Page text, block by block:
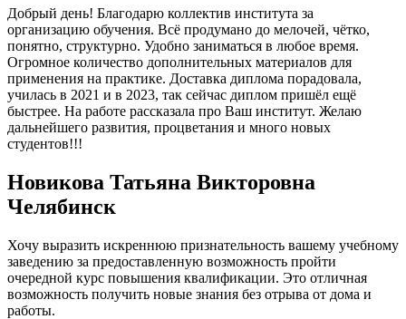
Добрый день! Благодарю коллектив института за
организацию обучения. Всё продумано до мелочей, чётко,
понятно, структурно. Удобно заниматься в любое время.
Огромное количество дополнительных материалов для
применения на практике. Доставка диплома порадовала,
училась в 2021 и в 2023, так сейчас диплом пришёл ещё
быстрее. На работе рассказала про Ваш институт. Желаю
дальнейшего развития, процветания и много новых
студентов!!!
Новикова Татьяна Викторовна
Челябинск
Хочу выразить искреннюю признательность вашему учебному
заведению за предоставленную возможность пройти
очередной курс повышения квалификации. Это отличная
возможность получить новые знания без отрыва от дома и
работы.